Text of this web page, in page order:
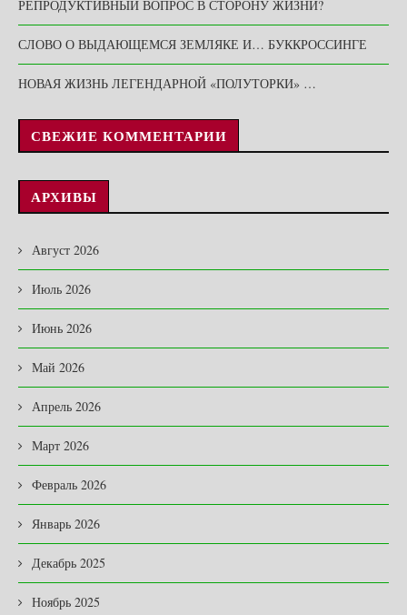
РЕПРОДУКТИВНЫЙ ВОПРОС В СТОРОНУ ЖИЗНИ?
СЛОВО О ВЫДАЮЩЕМСЯ ЗЕМЛЯКЕ И… БУККРОССИНГЕ
НОВАЯ ЖИЗНЬ ЛЕГЕНДАРНОЙ «ПОЛУТОРКИ» …
СВЕЖИЕ КОММЕНТАРИИ
АРХИВЫ
Август 2026
Июль 2026
Июнь 2026
Май 2026
Апрель 2026
Март 2026
Февраль 2026
Январь 2026
Декабрь 2025
Ноябрь 2025